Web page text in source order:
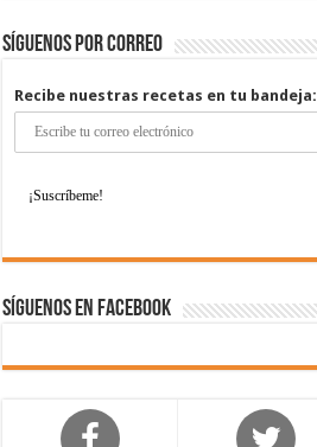
Síguenos por correo
Recibe nuestras recetas en tu bandeja:
Síguenos en Facebook